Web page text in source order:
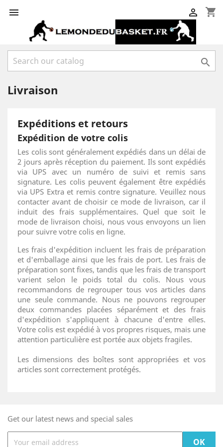
 shopping_cart


Livraison
Expéditions et retours
Expédition de votre colis
Les colis sont généralement expédiés dans un délai de
2 jours après réception du paiement. Ils sont expédiés
via UPS avec un numéro de suivi et remis sans
signature. Les colis peuvent également être expédiés
via UPS Extra et remis contre signature. Veuillez nous
contacter avant de choisir ce mode de livraison, car il
induit des frais supplémentaires. Quel que soit le
mode de livraison choisi, nous vous envoyons un lien
pour suivre votre colis en ligne.
Les frais d'expédition incluent les frais de préparation
et d'emballage ainsi que les frais de port. Les frais de
préparation sont fixes, tandis que les frais de transport
varient selon le poids total du colis. Nous vous
recommandons de regrouper tous vos articles dans
une seule commande. Nous ne pouvons regrouper
deux commandes placées séparément et des frais
d'expédition s'appliquent à chacune d'entre elles.
Votre colis est expédié à vos propres risques, mais une
attention particulière est portée aux objets fragiles.
Les dimensions des boîtes sont appropriées et vos
articles sont correctement protégés.
Get our latest news and special sales